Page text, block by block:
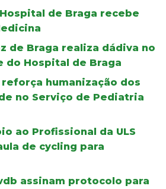
de Braga recebe
de Braga realiza dádiva no
do Hospital de Braga
reforça humanização dos
no Serviço de Pediatria
ao Profissional da ULS
de cycling para
assinam protocolo para